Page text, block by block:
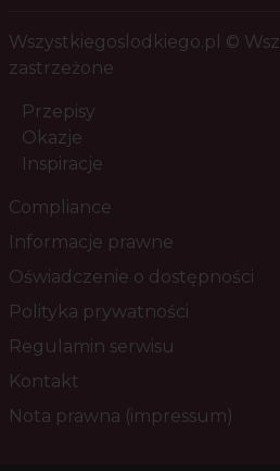
Wszystkiegoslodkiego.pl ©
zastrzeżone
Przepisy
Okazje
Inspiracje
Compliance
Informacje prawne
Oświadczenie o dostępności
Polityka prywatności
Regulamin serwisu
Kontakt
Nota prawna (impressum)